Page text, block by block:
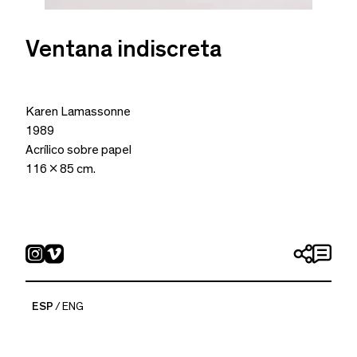
Ventana indiscreta
Karen Lamassonne
1989
Acrílico sobre papel
116 x 85 cm.
ESP ENG